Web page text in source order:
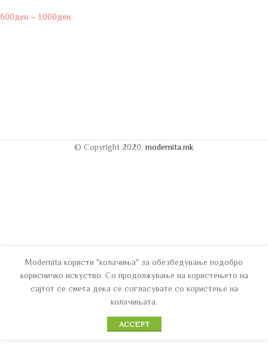
600ден– 1.000ден
© Copyright 2020,modernita.mk
Modernita користи "колачиња" за обезбедување подобро
корисничко искуство. Со продолжување на користењето на
сајтот се смета дека се согласувате со користење на
колачињата.
ACCEPT